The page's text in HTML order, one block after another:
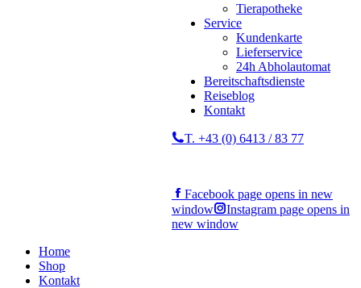
Tierapotheke
Service
Kundenkarte
Lieferservice
24h Abholautomat
Bereitschaftsdienste
Reiseblog
Kontakt
T. +43 (0) 6413 / 83 77
Facebook page opens in new
window
Instagram page opens in
new window
Home
Shop
Kontakt